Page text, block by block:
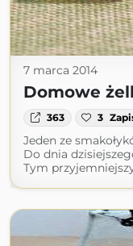
7 marca 2014
Domowe
363 3
Jeden ze
Do dnia
Tym